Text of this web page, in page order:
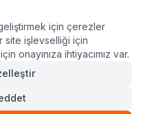
için çerezler
site işlevselliği için
onayınıza ihtiyacımız var.